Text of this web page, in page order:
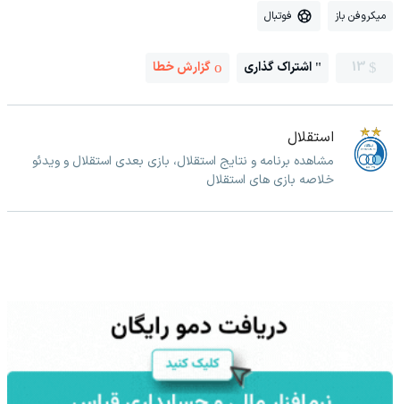
میکروفن باز فوتبال
13 اشتراک گذاری گزارش خطا
استقلال
مشاهده برنامه و نتایج استقلال، بازی بعدی استقلال و ویدئو
خلاصه بازی های استقلال